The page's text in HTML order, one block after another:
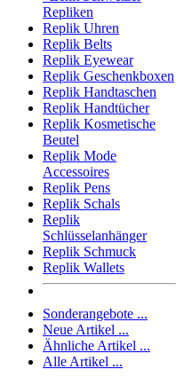
Repliken
Replik Uhren
Replik Belts
Replik Eyewear
Replik Geschenkboxen
Replik Handtaschen
Replik Handtücher
Replik Kosmetische
Beutel
Replik Mode
Accessoires
Replik Pens
Replik Schals
Replik
Schlüsselanhänger
Replik Schmuck
Replik Wallets
Sonderangebote ...
Neue Artikel ...
Ähnliche Artikel ...
Alle Artikel ...